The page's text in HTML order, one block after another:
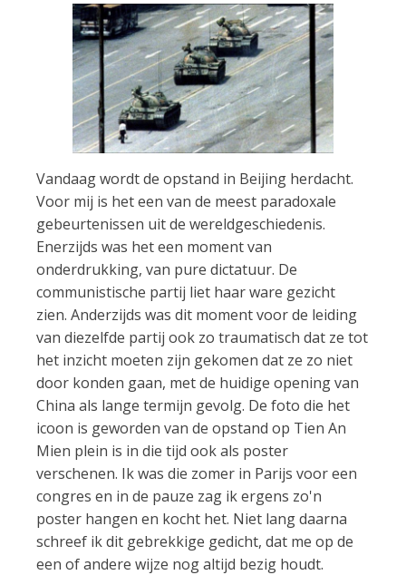
Vandaag wordt de opstand in Beijing herdacht.
Voor mij is het een van de meest paradoxale
gebeurtenissen uit de wereldgeschiedenis.
Enerzijds was het een moment van
onderdrukking, van pure dictatuur. De
communistische partij liet haar ware gezicht
zien. Anderzijds was dit moment voor de leiding
van diezelfde partij ook zo traumatisch dat ze tot
het inzicht moeten zijn gekomen dat ze zo niet
door konden gaan, met de huidige opening van
China als lange termijn gevolg. De foto die het
icoon is geworden van de opstand op Tien An
Mien plein is in die tijd ook als poster
verschenen. Ik was die zomer in Parijs voor een
congres en in de pauze zag ik ergens zo'n
poster hangen en kocht het. Niet lang daarna
schreef ik dit gebrekkige gedicht, dat me op de
een of andere wijze nog altijd bezig houdt.